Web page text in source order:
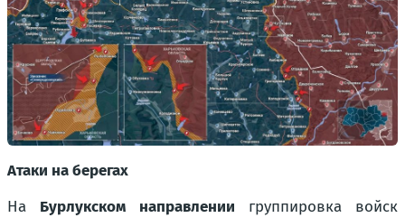
Атаки на берегах
На Бурлукском направлении группировка войск